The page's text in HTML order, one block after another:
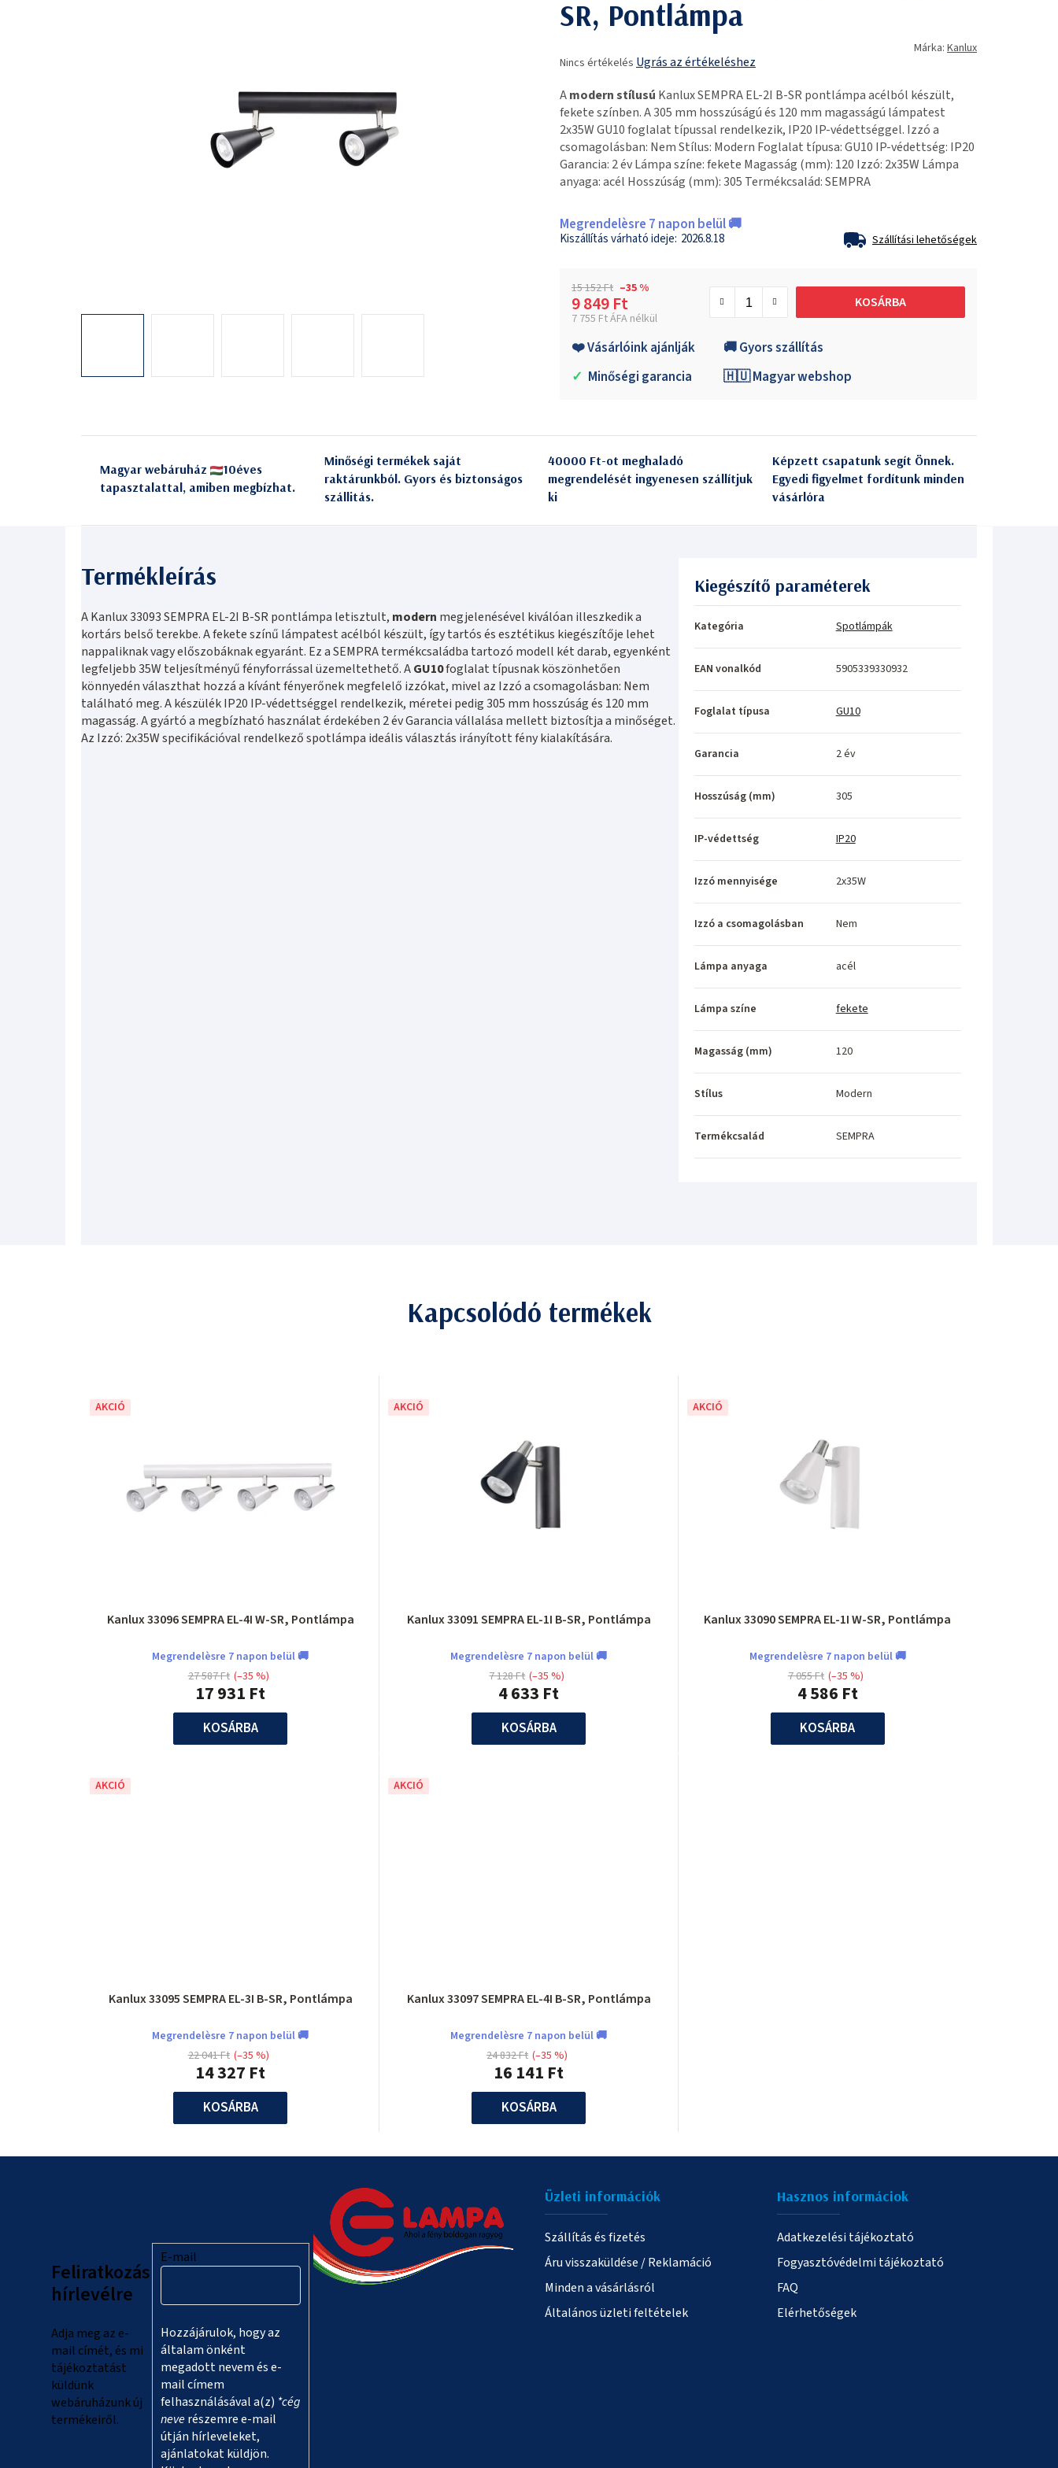
SR, Pontlámpa
termék
értékelése
5-
ből
0,0
csillag.
Nincs értékelés Ugrás az értékeléshez
Márka: Kanlux
Amodern stílusú Kanlux SEMPRA EL-2I B-SR pontlámpa acélból készült,
fekete színben. A 305 mm hosszúságú és 120 mm magasságú lámpatest
2x35W GU10 foglalat típussal rendelkezik, IP20 IP-védettséggel. Izzó a
csomagolásban: Nem Stílus: Modern Foglalat típusa: GU10 IP-védettség: IP20
Garancia: 2 év Lámpa színe: fekete Magasság (mm): 120 Izzó: 2x35W Lámpa
anyaga: acél Hosszúság (mm): 305 Termékcsalád: SEMPRA
Megrendelèsre 7 napon belül 🚚
2026.8.18 Szállítási lehetőségek
15 152 Ft –35 %
9 849 Ft
7 755 Ft ÁFA nélkül
KOSÁRBA
❤️ Vásárlóink ajánlják
🚚 Gyors szállítás
✓ Minőségi garancia 🇭🇺 Magyar webshop
Magyar webáruház
10éves
tapasztalattal, amiben megbízhat.
Minőségi termékek saját
raktárunkból. Gyors és biztonságos
szállitás.
40000 Ft-ot meghaladó
megrendelését ingyenesen szállítjuk
ki
Képzett csapatunk segít Önnek.
Egyedi figyelmet fordítunk minden
vásárlóra
A Kanlux 33093 SEMPRA EL-2I B-SR pontlámpa letisztult, modern megjelenésével kiválóan illeszkedik a
kortárs belső terekbe. A fekete színű lámpatest acélból készült, így tartós és esztétikus kiegészítője lehet
nappaliknak vagy előszobáknak egyaránt. Ez a SEMPRA termékcsaládba tartozó modell két darab, egyenként
legfeljebb 35W teljesítményű fényforrással üzemeltethető. AGU10foglalat típusnak köszönhetően
könnyedén választhat hozzá a kívánt fényerőnek megfelelő izzókat, mivel az Izzó a csomagolásban: Nem
található meg. A készülék IP20 IP-védettséggel rendelkezik, méretei pedig 305 mm hosszúság és 120 mm
magasság. A gyártó a megbízható használat érdekében 2 év Garancia vállalása mellett biztosítja a minőséget.
Az Izzó: 2x35W specifikációval rendelkező spotlámpa ideális választás irányított fény kialakítására.
Kiegészítő paraméterek
Kategória Spotlámpák
EAN vonalkód 5905339330932
Foglalat típusa GU10
Garancia 2 év
Hosszúság (mm) 305
IP-védettség IP20
Izzó mennyisége 2x35W
Izzó a csomagolásban Nem
Lámpa anyaga acél
Lámpa színe fekete
Magasság (mm) 120
Stílus Modern
Termékcsalád SEMPRA
Kapcsolódó termékek
AKCIÓ
Kanlux 33096 SEMPRA EL-4I W-SR, Pontlámpa
Megrendelèsre 7 napon belül 🚚
17 931 Ft
27 587 Ft (–35 %)
KOSÁRBA
AKCIÓ
Kanlux 33091 SEMPRA EL-1I B-SR, Pontlámpa
Megrendelèsre 7 napon belül 🚚
4 633 Ft
7 128 Ft (–35 %)
KOSÁRBA
AKCIÓ
Kanlux 33090 SEMPRA EL-1I W-SR, Pontlámpa
Megrendelèsre 7 napon belül 🚚
4 586 Ft
7 055 Ft (–35 %)
KOSÁRBA
AKCIÓ
Kanlux 33095 SEMPRA EL-3I B-SR, Pontlámpa
Megrendelèsre 7 napon belül 🚚
14 327 Ft
22 041 Ft (–35 %)
KOSÁRBA
AKCIÓ
Kanlux 33097 SEMPRA EL-4I B-SR, Pontlámpa
Megrendelèsre 7 napon belül 🚚
16 141 Ft
24 832 Ft (–35 %)
KOSÁRBA
Feliratkozás
hírlevélre
Adja meg az e-
mail címét, és mi
tájékoztatást
küldünk
webáruházunk új
termékeiről.
E-mail
Hozzájárulok, hogy az
általam önként
megadott nevem és e-
mail címem
felhasználásával a(z) *cég
neverészemre e-mail
útján hírleveleket,
ajánlatokat küldjön.
Üzleti információk
Szállítás és fizetés
Áru visszaküldése / Reklamáció
Minden a vásárlásról
Általános üzleti feltételek
Hasznos informáciok
Adatkezelési tájékoztató
Fogyasztóvédelmi tájékoztató
FAQ
Elérhetőségek